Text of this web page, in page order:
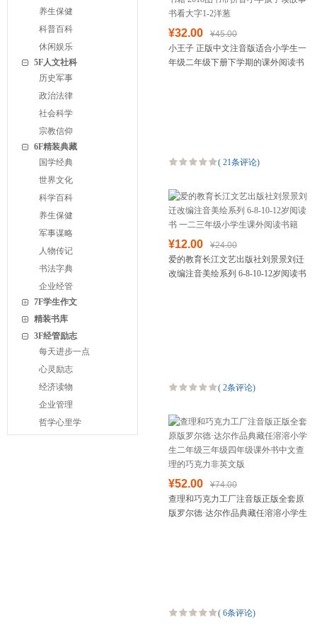
养生保健
科普百科
休闲娱乐
5F人文社科
历史军事
政治法律
社会科学
宗教信仰
6F精装典藏
国学经典
世界文化
科学百科
养生保健
军事谋略
人物传记
书法字典
企业经管
7F学生作文
精装书库
3F经管励志
每天进步一点
心灵励志
经济读物
企业管理
哲学心里学
¥32.00
¥45.00
小王子 正版中文注音版适合小学生一
年级二年级下册下学期的课外阅读书
( 21条评论)
¥12.00
¥24.00
爱的教育长江文艺出版社刘景景刘迁
改编注音美绘系列 6-8-10-12岁阅读书
( 2条评论)
¥52.00
¥74.00
查理和巧克力工厂注音版正版全套原
版罗尔德·达尔作品典藏任溶溶小学生
( 6条评论)